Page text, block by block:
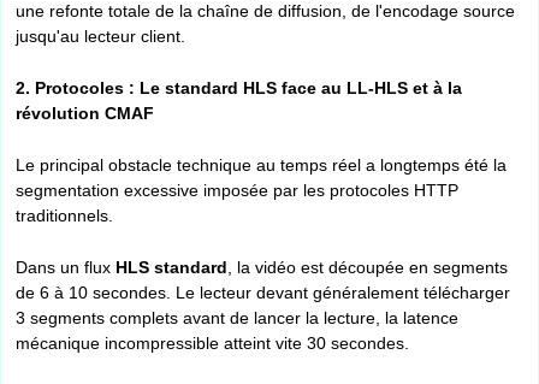
une refonte totale de la chaîne de diffusion, de l'encodage source
jusqu'au lecteur client.
2. Protocoles : Le standard HLS face au LL-HLS et à la
révolution CMAF
Le principal obstacle technique au temps réel a longtemps été la
segmentation excessive imposée par les protocoles HTTP
traditionnels.
Dans un flux HLS standard, la vidéo est découpée en segments
de 6 à 10 secondes. Le lecteur devant généralement télécharger
3 segments complets avant de lancer la lecture, la latence
mécanique incompressible atteint vite 30 secondes.